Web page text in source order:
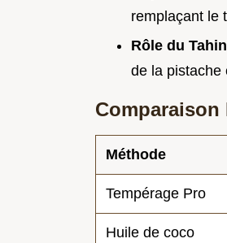
remplaçant le
Rôle du
de la pistache
Comparaison
Méthode
Tempérage Pro
Huile de coco